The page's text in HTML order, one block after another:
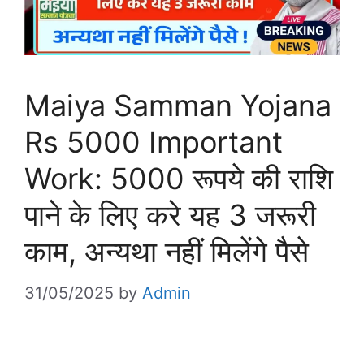
Maiya Samman Yojana
Rs 5000 Important
Work: 5000 रूपये की राशि
पाने के लिए करे यह 3 जरूरी
काम, अन्यथा नहीं मिलेंगे पैसे
31/05/2025 by Admin